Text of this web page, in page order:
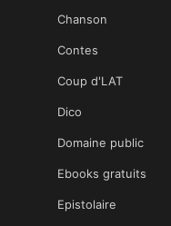
Chanson
Contes
Coup d'LAT
Dico
Domaine public
Ebooks gratuits
Epistolaire